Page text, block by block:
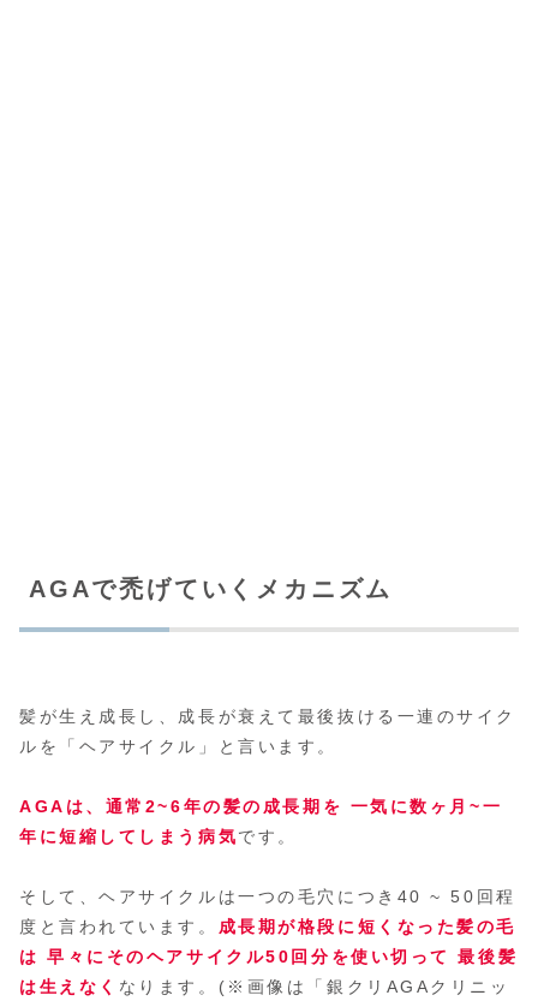
AGAで禿げていくメカニズム
髪が生え成長し、成長が衰えて最後抜ける一連のサイク
ルを「ヘアサイクル」と言います。
AGAは、通常2~6年の髪の成長期を 一気に数ヶ月~一
年に短縮してしまう病気です。
そして、ヘアサイクルは一つの毛穴につき40 ~ 50回程
度と言われています。 成長期が格段に短くなった髪の毛
は 早々にそのヘアサイクル50回分を使い切って 最後髪
は生えなく なります。(※画像は「銀クリAGAクリニッ